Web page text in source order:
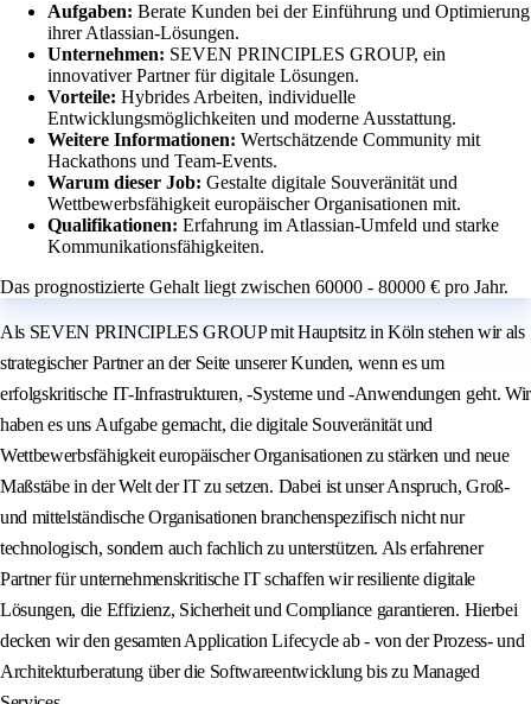
Aufgaben: Berate Kunden bei der Einführung und Optimierung
ihrer Atlassian-Lösungen.
Unternehmen: SEVEN PRINCIPLES GROUP, ein
innovativer Partner für digitale Lösungen.
Vorteile: Hybrides Arbeiten, individuelle
Entwicklungsmöglichkeiten und moderne Ausstattung.
Weitere Informationen: Wertschätzende Community mit
Hackathons und Team-Events.
Warum dieser Job: Gestalte digitale Souveränität und
Wettbewerbsfähigkeit europäischer Organisationen mit.
Qualifikationen: Erfahrung im Atlassian-Umfeld und starke
Kommunikationsfähigkeiten.
Das prognostizierte Gehalt liegt zwischen 60000 - 80000 € pro Jahr.
Als SEVEN PRINCIPLES GROUP mit Hauptsitz in Köln stehen wir als
strategischer Partner an der Seite unserer Kunden, wenn es um
erfolgskritische IT-Infrastrukturen, -Systeme und -Anwendungen geht. Wir
haben es uns Aufgabe gemacht, die digitale Souveränität und
Wettbewerbsfähigkeit europäischer Organisationen zu stärken und neue
Maßstäbe in der Welt der IT zu setzen. Dabei ist unser Anspruch, Groß-
und mittelständische Organisationen branchenspezifisch nicht nur
technologisch, sondern auch fachlich zu unterstützen. Als erfahrener
Partner für unternehmenskritische IT schaffen wir resiliente digitale
Lösungen, die Effizienz, Sicherheit und Compliance garantieren. Hierbei
decken wir den gesamten Application Lifecycle ab - von der Prozess- und
Architekturberatung über die Softwareentwicklung bis zu Managed